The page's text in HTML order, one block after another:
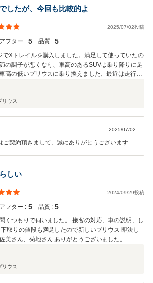
ぞ宜しくお願い致します。
したが、今回も比較的よ
2025/07/02投稿
アフター : 5 品質 : 5
でXトレイルを購入しました。満足して使っていたの
の調子が悪くなり、車高のあるSUVは乗り降りに足
高の低いプリウスに乗り換えました。最近は走行
たのですが、あいにく、先客がいて目的の車はダメ
の車を購入しました。ネックステージは下取り条件
取ってくれ、満足して購入出来ました。
リウス
2025/07/02
ご契約頂きまして、誠にありがとうございます。
頂けることが、何よりも私共の励みになります。
ち寄りください。 今後ともどうぞ宜しくお願い
しい
2024/09/29投稿
アフター : 5 品質 : 5
くつもりで伺いました。 接客の対応、車の説明、し
取りの値段も満足したので新しいプリウス 即決し
美さん、菊地さん ありがとうございました。
リウス